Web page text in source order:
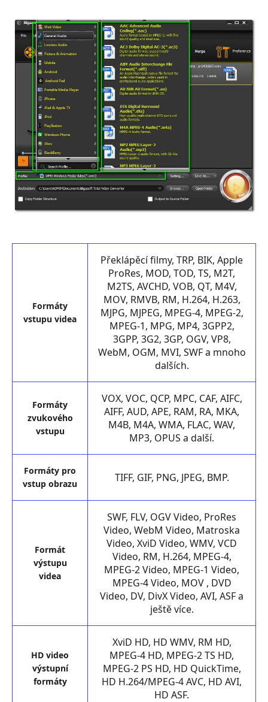
Formáty
vstupu videa
Překlápěcí filmy, TRP, BIK, Apple
ProRes, MOD, TOD, TS, M2T,
M2TS, AVCHD, VOB, QT, M4V,
MOV, RMVB, RM, H.264, H.263,
MJPG, MJPEG, MPEG-4, MPEG-2,
MPEG-1, MPG, MP4, 3GPP2,
3GPP, 3G2, 3GP, OGV, VP8,
WebM, OGM, MVI, SWF a mnoho
dalších.
Formáty
zvukového
vstupu
VOX, VOC, QCP, MPC, CAF, AIFC,
AIFF, AUD, APE, RAM, RA, MKA,
M4B, M4A, WMA, FLAC, WAV,
MP3, OPUS a další.
Formáty pro
vstup obrazu
TIFF, GIF, PNG, JPEG, BMP.
Formát
výstupu
videa
SWF, FLV, OGV Video, ProRes
Video, WebM Video, Matroska
Video, XviD Video, WMV, VCD
Video, RM, H.264, MPEG-4,
MPEG-2 Video, MPEG-1 Video,
MPEG-4 Video, MOV , DVD
Video, DV, DivX Video, AVI, ASF a
ještě více.
HD video
výstupní
formáty
XviD HD, HD WMV, RM HD,
MPEG-4 HD, MPEG-2 TS HD,
MPEG-2 PS HD, HD QuickTime,
HD H.264/MPEG-4 AVC, HD AVI,
HD ASF.